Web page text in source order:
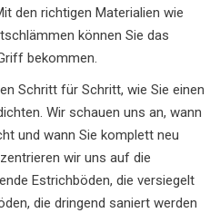
den richtigen Materialien wie
können Sie das
bekommen.
Schritt für Schritt, wie Sie einen
Wir schauen uns an, wann
und wann Sie komplett neu
wir uns auf die
Estrichböden, die versiegelt
die dringend saniert werden